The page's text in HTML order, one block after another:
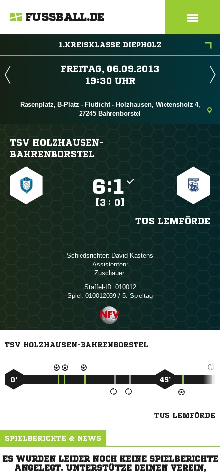
FUSSBALL.DE
1.KREISKLASSE DIEPHOLZ
 
 
Rasenplatz, B-Platz - Flutlicht - Holzhausen, Wietensholz 4,
27245 Bahrenborstel
TSV HOLZHAUSEN-
BAHRENBORSTEL
:
[3 : 0]
TUS LEMFÖRDE
Schiedsrichter:  
Assistenten:
Zuschauer:
Staffel-ID: 010012
Spiel: 010012039 / 5. Spieltag
TSV HOLZHAUSEN-BAHRENBORSTEL
0’ 45’
TUS LEMFÖRDE
SPIELBERICHTE & NEWS
ES WURDEN LEIDER NOCH KEINE SPIELBERICHTE
ANGELEGT. UNTERSTÜTZE DEINEN VEREIN,